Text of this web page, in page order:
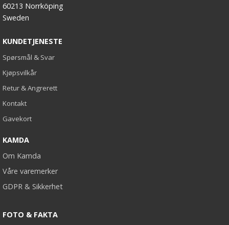
60213 Norrköping
Sweden
KUNDETJENESTE
Spørsmål & Svar
Kjøpsvilkår
Retur & Angrerett
Kontakt
Gavekort
KAMDA
Om Kamda
Våre varemerker
GDPR & Sikkerhet
FOTO & FAKTA